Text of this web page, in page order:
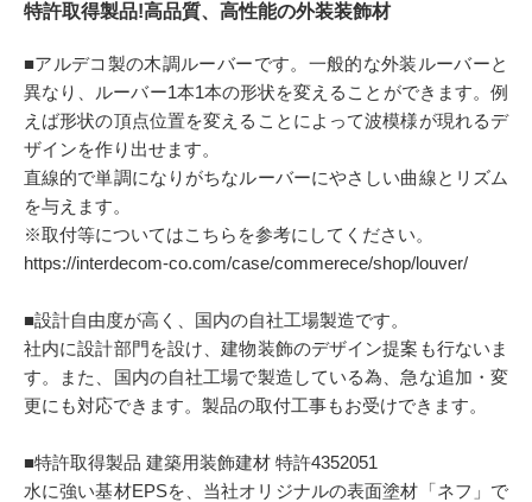
かたなび コラム
すまいリング 設計士インタビュー
Q＆A 販売・施工代理店募集
お気に入り
特許取得製品!高品質、高性能の外装装飾材
■アルデコ製の木調ルーバーです。一般的な外装ルーバーと
異なり、ルーバー1本1本の形状を変えることができます。例
えば形状の頂点位置を変えることによって波模様が現れるデ
ザインを作り出せます。
直線的で単調になりがちなルーバーにやさしい曲線とリズム
を与えます。
※取付等についてはこちらを参考にしてください。
https://interdecom-co.com/case/commerece/shop/louver/
■設計自由度が高く、国内の自社工場製造です。
社内に設計部門を設け、建物装飾のデザイン提案も行ないま
す。また、国内の自社工場で製造している為、急な追加・変
更にも対応できます。製品の取付工事もお受けできます。
■特許取得製品 建築用装飾建材 特許4352051
水に強い基材EPSを、当社オリジナルの表面塗材「ネフ」で